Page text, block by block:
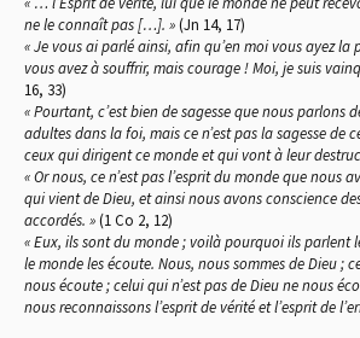
ne le connaît pas […]. »(Jn 14, 17)
« Je vous ai parlé ainsi, afin qu’en moi vous ayez la
vous avez à souffrir, mais courage ! Moi, je suis
16, 33)
« Pourtant, c’est bien de sagesse que nous parlons
adultes dans la foi, mais ce n’est pas la sagesse de
ceux qui dirigent ce monde et qui vont à leur
« Or nous, ce n’est pas l’esprit du monde que nous
qui vient de Dieu, et ainsi nous avons conscience
accordés. »(1 Co 2, 12)
« Eux, ils sont du monde ; voilà pourquoi ils parlent
le monde les écoute. Nous, nous sommes de Dieu ;
nous écoute ; celui qui n’est pas de Dieu ne nous
nous reconnaissons l’esprit de vérité et l’esprit de